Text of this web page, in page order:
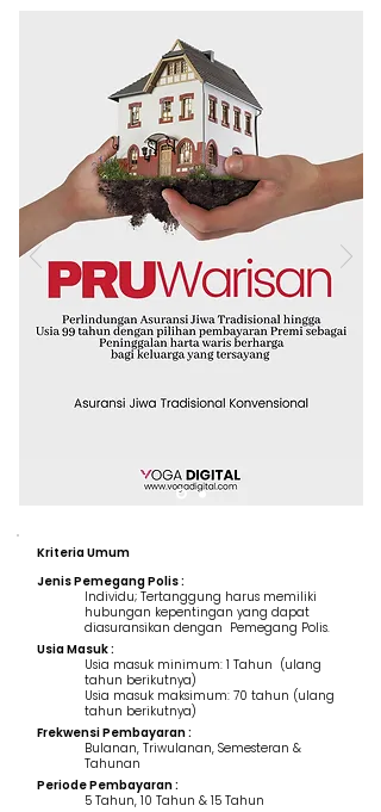
Kriteria Umum
Jenis Pemegang Polis :
Individu; Tertanggung harus memiliki
hubungan kepentingan yang dapat
diasuransikan dengan Pemegang Polis.
Usia Masuk :
Usia masuk minimum: 1 Tahun (ulang
tahun berikutnya)
Usia masuk maksimum: 70 tahun (ulang
tahun berikutnya)
Frekwensi Pembayaran :
Bulanan, Triwulanan, Semesteran &
Tahunan
Periode Pembayaran :
5 Tahun, 10 Tahun & 15 Tahun